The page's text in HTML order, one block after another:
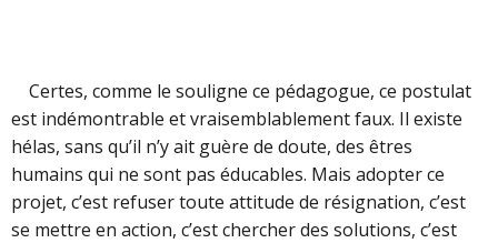
Certes, comme le souligne ce pédagogue, ce postulat
est indémontrable et vraisemblablement faux. Il existe
hélas, sans qu’il n’y ait guère de doute, des êtres
humains qui ne sont pas éducables. Mais adopter ce
projet, c’est refuser toute attitude de résignation, c’est
se mettre en action, c’est chercher des solutions, c’est